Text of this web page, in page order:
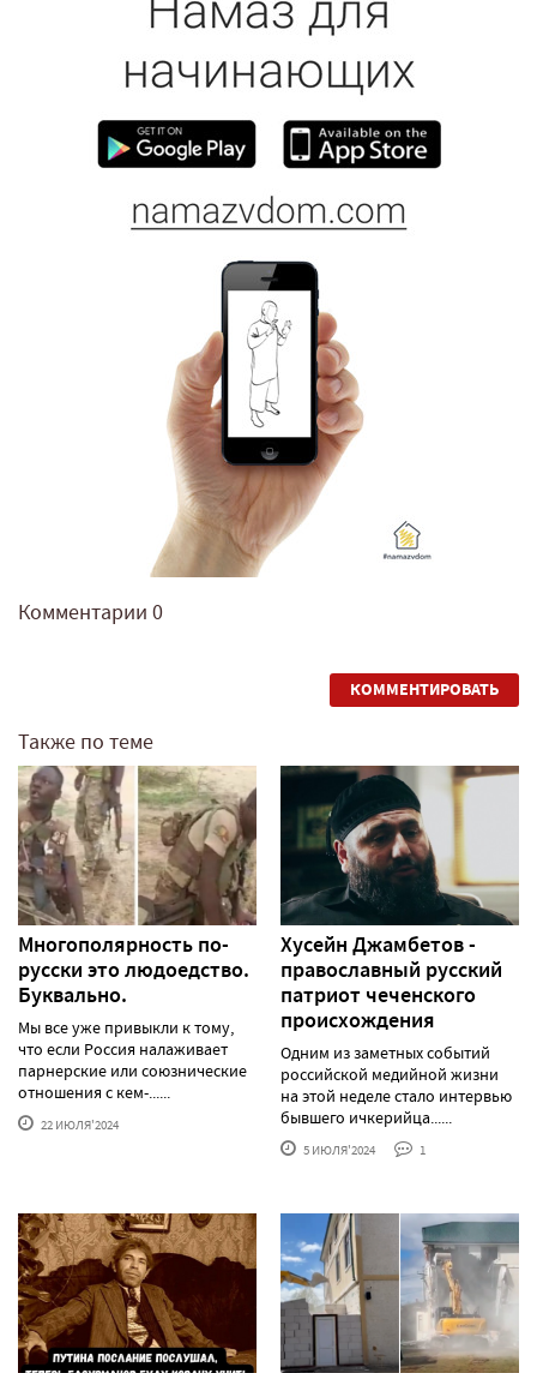
Комментарии 0
КОММЕНТИРОВАТЬ
Также по теме
Многополярность по-
русски это людоедство.
Буквально.
Мы все уже привыкли к тому,
что если Россия налаживает
парнерские или союзнические
отношения с кем-......
22 ИЮЛЯ'2024
Хусейн Джамбетов -
православный русский
патриот чеченского
происхождения
Одним из заметных событий
российской медийной жизни
на этой неделе стало интервью
бывшего ичкерийца......
5 ИЮЛЯ'2024 1